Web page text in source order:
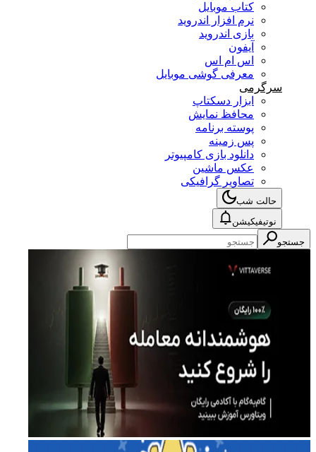
کتاب موبایل
نرم افزار اندروید
بازی اندروید
آیفون
اس ام اس
معرفی گوشی موبایل
سرگرمی
ابزار دسکتاپ
محافظ نمایش
پوسته برنامه
پس زمینه
دانلود بازی کامپیوتر
عکس ماشین
تصاویر گرافیکی
حالت شب
نوتیفیکیشن
جستجو